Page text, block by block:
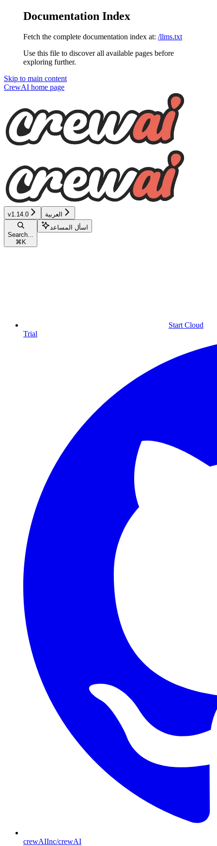
Documentation Index
Fetch the complete documentation index at: /llms.txt
Use this file to discover all available pages before
exploring further.
Skip to main content
CrewAI home page
v1.14.0 العربية
Search...
⌘ K
اسأل المساعد
Start Cloud
Trial
crewAIInc/crewAI